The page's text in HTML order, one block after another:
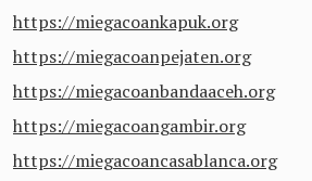
https://miegacoankapuk.org
https://miegacoanpejaten.org
https://miegacoanbandaaceh.org
https://miegacoangambir.org
https://miegacoancasablanca.org